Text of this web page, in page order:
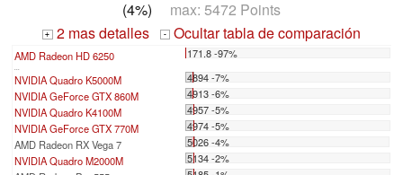
(4%) max: 5472 Points
+ 2 mas detalles - Ocultar tabla de comparación
AMD Radeon HD 6250 171.8 -97%
...
NVIDIA Quadro K5000M
4894 -7%
NVIDIA GeForce GTX 860M
4913 -6%
NVIDIA Quadro K4100M
4957 -5%
NVIDIA GeForce GTX 770M
4974 -5%
AMD Radeon RX Vega 7
5026 -4%
NVIDIA Quadro M2000M
5134 -2%